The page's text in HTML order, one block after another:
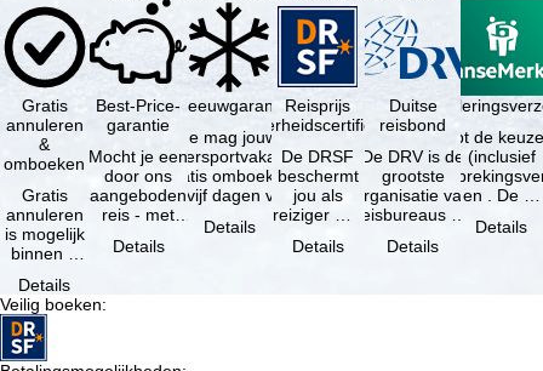
Gratis
annuleren
&
omboeken
Gratis
annuleren
is mogelijk
binnen 5
de
boeking,
als jouw
vakantie …
Details
Best-Price-
garantie
Mocht je een
door ons
aangeboden
reis - met
beschikbaarheid
Details
Sneeuwgarantie
Je mag jouw
wintersportvakantie
gratis omboeken
als vijf dagen voor
Details
Reisprijs
zekerheidscertificaat
De DRSF
beschermt
jou als
reiziger met
pakketreis
Details
Duitse
reisbond
De DRV is de
grootste
organisatie van
reisbureaus en
in Duitsland. …
Details
Je hebt de
(inclusief
en . De …
Details
Veilig boeken: